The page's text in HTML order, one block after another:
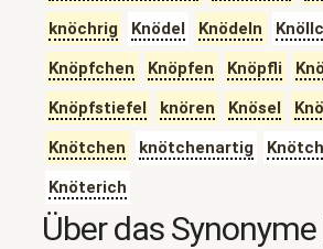
knöchrig
Knödel Knödeln
Knöpfchen
Knöpfen Knöpfli
Knöpfstiefel
knören Knösel
Knötchen
knötchenartig
Knöterich
Über das